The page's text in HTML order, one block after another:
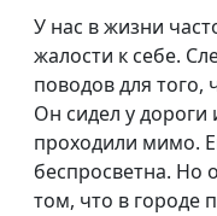
Сердце, отданное
Богу
Можешь меня
очистить
У нас в жизни
жалости к себе.
поводов для того,
Он сидел у
проходили мимо.
беспросветна. Но
том, что в городе